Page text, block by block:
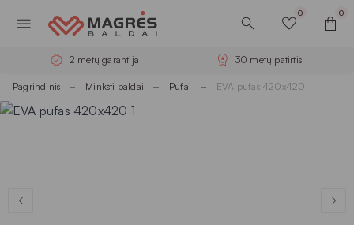
0 0
2 metų garantija 30 metų patirtis
Pagrindinis Minkšti baldai Pufai EVA pufas 420x420